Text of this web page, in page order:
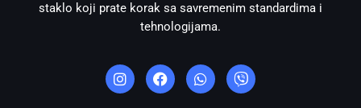
staklo koji prate korak sa savremenim standardima i
tehnologijama.
n
s
t
a
c
e
h
a
t
i
b
e